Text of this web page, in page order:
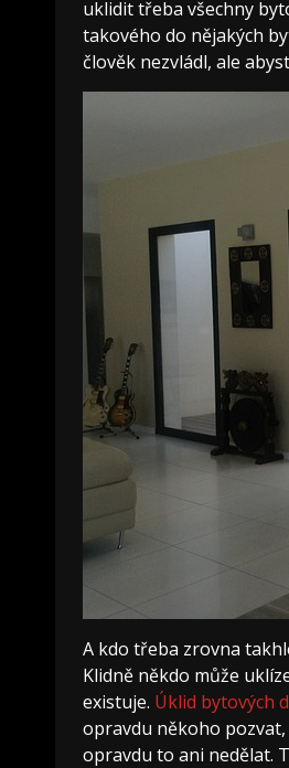
uklidit třeba všechny
takového do nějakých
člověk nezvládl, ale
A kdo třeba zrovna
Klidně někdo může
existuje. Úklid bytových
opravdu někoho
opravdu to ani nedělat.